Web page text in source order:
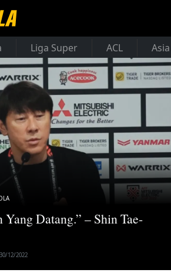
Liga Super ACL
Datang.” – Shin Tae-
12/2022